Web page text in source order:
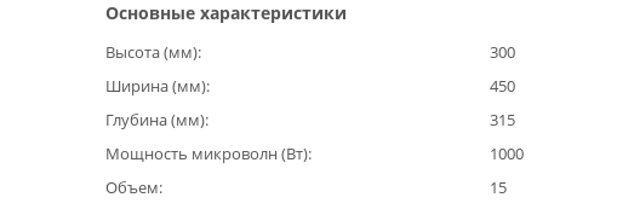
Основные характеристики
Высота (мм)
300
Ширина (мм)
450
Глубина (мм)
315
Мощность микроволн (Вт)
1000
Объем
15